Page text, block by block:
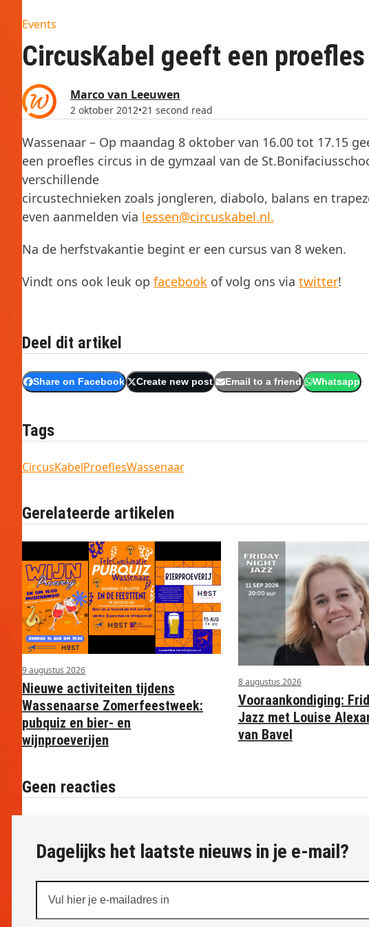
Events
CircusKabel geeft een
Marco van Leeuwen
2 oktober 2012•21 second read
Wassenaar – Op maandag 8 oktober van 16.00 tot 17.15
een proefles circus in de gymzaal van de
verschillende
circustechnieken zoals jongleren, diabolo, balans en
even aanmelden via lessen@circuskabel.nl.
Na de herfstvakantie begint er een cursus van 8 weken.
Vindt ons ook leuk op facebook of volg ons via twitter!
Deel dit artikel
Share on Facebook Create new post Email to a friend Whatsapp
Tags
CircusKabelProeflesWassenaar
Gerelateerde artikelen
9 augustus 2026
Nieuwe activiteiten tijdens
Wassenaarse Zomerfeestweek:
pubquiz en bier- en
wijnproeverijen
8 augustus 2026
Vooraankondiging:
Jazz met Louise
van Bavel
Geen reacties
Dagelijks het laatste nieuws in je e-mail?
hier
je